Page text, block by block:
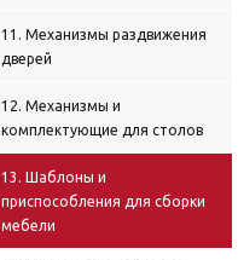
11. Механизмы раздвижения
дверей
12. Механизмы и
комплектующие для столов
13. Шаблоны и
приспособления для сборки
мебели